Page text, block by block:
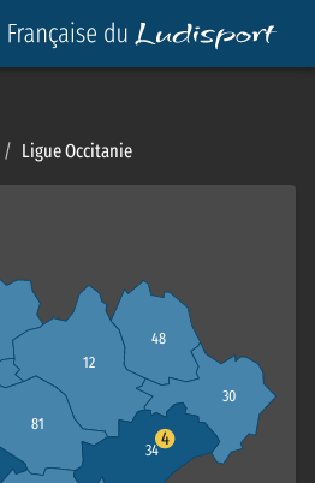
/ Ligue Occitanie
12
48
81
30
34
4